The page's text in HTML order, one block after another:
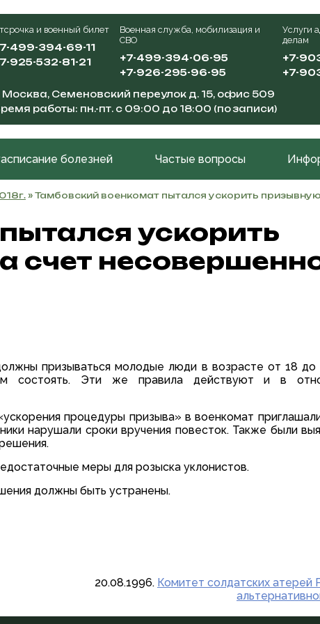
и военный билет
499-394-69-11
925-532-81-21
Военная служба, мобилизация и
СВО
+7-499-394-06-95
+7-926-295-96-95
Услуги
делам
+7-
+7-
Москва, Семеновский переулок д. 15, офис 509
работы: пн.-пт. с 09:00 до 18:00 (по записи)
болезней Частые вопросы
» Тамбовский военкомат пытался ускорить
ускорить
призываться молодые люди в возрасте от 18 до
состоять. Эти же правила действуют и в
процедуры призыва» в военкомат
нарушали сроки вручения повесток. Также были
меры для розыска уклонистов.
должны быть устранены.
20.08.1996. Комитет солдатских атерей